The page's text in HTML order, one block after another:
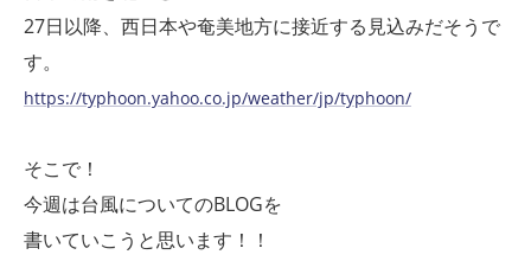
27日以降、西日本や奄美地方に接近する見込みだそうで
す。
https://typhoon.yahoo.co.jp/weather/jp/typhoon/
そこで！
今週は台風についてのBLOGを
書いていこうと思います！！